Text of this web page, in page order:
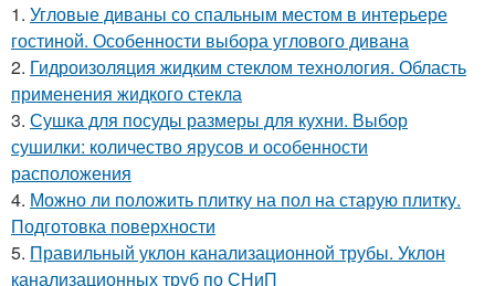
1. Угловые диваны со спальным местом в интерьере
гостиной. Особенности выбора углового дивана
2. Гидроизоляция жидким стеклом технология. Область
применения жидкого стекла
3. Сушка для посуды размеры для кухни. Выбор
сушилки: количество ярусов и особенности
расположения
4. Можно ли положить плитку на пол на старую плитку.
Подготовка поверхности
5. Правильный уклон канализационной трубы. Уклон
канализационных труб по СНиП